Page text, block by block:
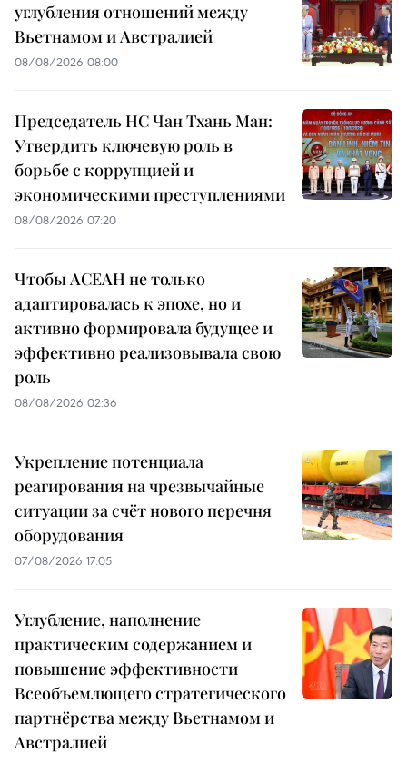
углубления отношений между
Вьетнамом и Австралией
08/08/2026 08:00
Председатель НС Чан Тхань Ман:
Утвердить ключевую роль в
борьбе с коррупцией и
экономическими преступлениями
08/08/2026 07:20
Чтобы АСЕАН не только
адаптировалась к эпохе, но и
активно формировала будущее и
эффективно реализовывала свою
роль
08/08/2026 02:36
Укрепление потенциала
реагирования на чрезвычайные
ситуации за счёт нового перечня
оборудования
07/08/2026 17:05
Углубление, наполнение
практическим содержанием и
повышение эффективности
Всеобъемлющего стратегического
партнёрства между Вьетнамом и
Австралией